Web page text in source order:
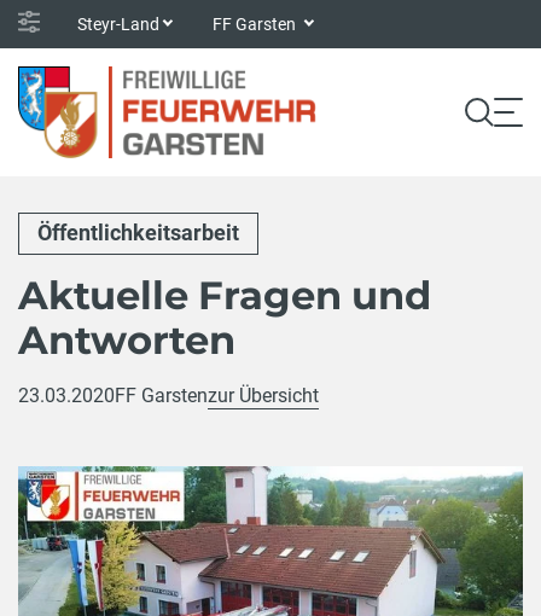
Steyr-Land FF Garsten
Öffentlichkeitsarbeit
Aktuelle Fragen und
Antworten
23.03.2020FF Garstenzur Übersicht